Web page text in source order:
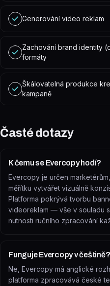
Generování video reklam
Zachování brand identity
formáty
Škálovatelná produkce
kampaně
Časté dotazy
K čemu se Evercopy hodí?
Evercopy je určen
měřítku vytvářet vizuálně
Platforma pokrývá tvorbu
videoreklam — vše v souladu
nutnosti ručního zpracování
Funguje Evercopy v češtině?
Ne, Evercopy má anglické
platforma zpracovává české